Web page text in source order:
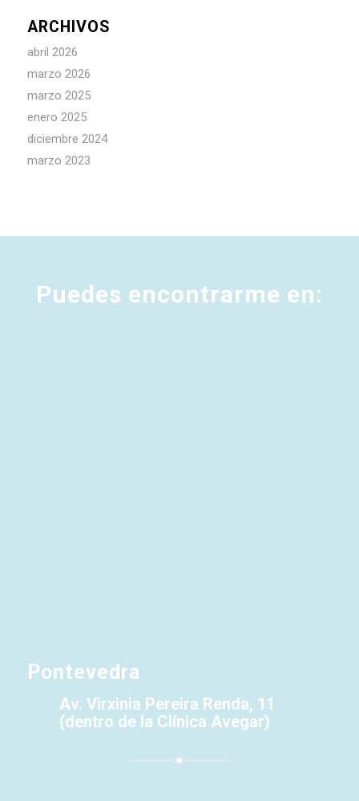
ARCHIVOS
abril 2026
marzo 2026
marzo 2025
enero 2025
diciembre 2024
marzo 2023
Puedes encontrarme en:
Pontevedra
Av. Virxinia Pereira Renda, 11
(dentro de la Clínica Avegar)